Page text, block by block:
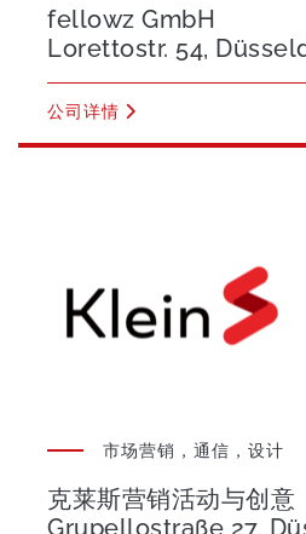
fellowz GmbH
Lorettostr. 54,
公司详情
市场营销，通信，设计
克莱斯营销活动与创意
Grupellostraße 27,